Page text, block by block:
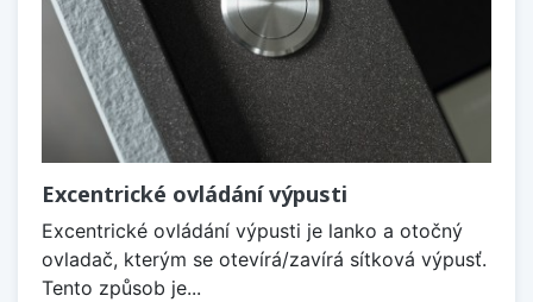
Excentrické ovládání výpusti
Excentrické ovládání výpusti je lanko a otočný
ovladač, kterým se otevírá/zavírá sítková výpusť.
Tento způsob je...